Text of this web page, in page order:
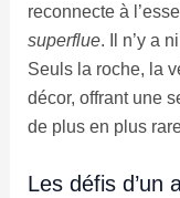
reconnecte à
superflue. Il n’y a
Seuls la roche, la
décor, offrant une
de plus en plus
Les défis d’un